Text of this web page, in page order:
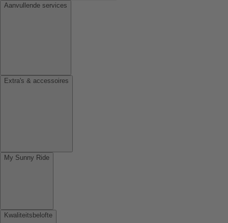
Aanvullende services
Extra's & accessoires
My Sunny Ride
Kwaliteitsbelofte